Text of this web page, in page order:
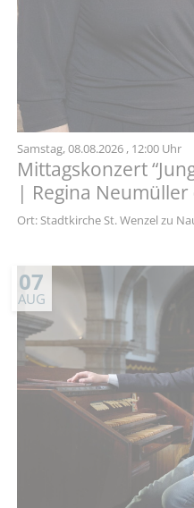
Samstag,08.08.2026 , 12:00 Uhr
Mittagskonzert
| Regina
Ort: Stadtkirche St. Wenzel zu
07
AUG